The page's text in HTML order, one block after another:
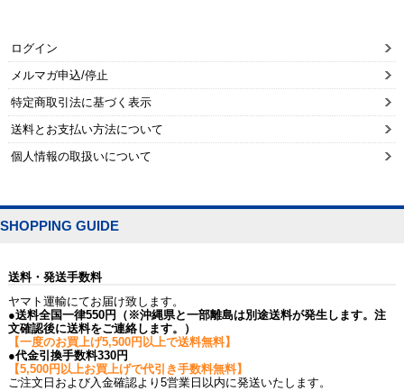
ログイン
メルマガ申込/停止
特定商取引法に基づく表示
送料とお支払い方法について
個人情報の取扱いについて
SHOPPING GUIDE
送料・発送手数料
ヤマト運輸にてお届け致します。
●送料全国一律550円（※沖縄県と一部離島は別途送料が発生します。注
文確認後に送料をご連絡します。）
【一度のお買上げ5,500円以上で送料無料】
●代金引換手数料330円
【5,500円以上お買上げで代引き手数料無料】
ご注文日および入金確認より5営業日以内に発送いたします。